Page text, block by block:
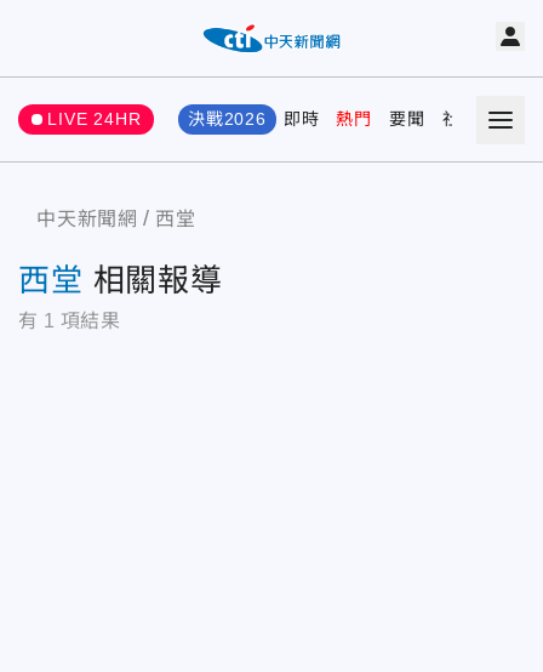
LIVE 24HR 決戰2026 即時 熱門 要聞 社會 娛樂
中天新聞網 西堂
西堂 相關報導
有 1 項結果